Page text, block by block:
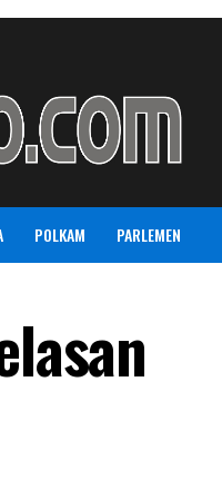
POLKAM PARLEMEN